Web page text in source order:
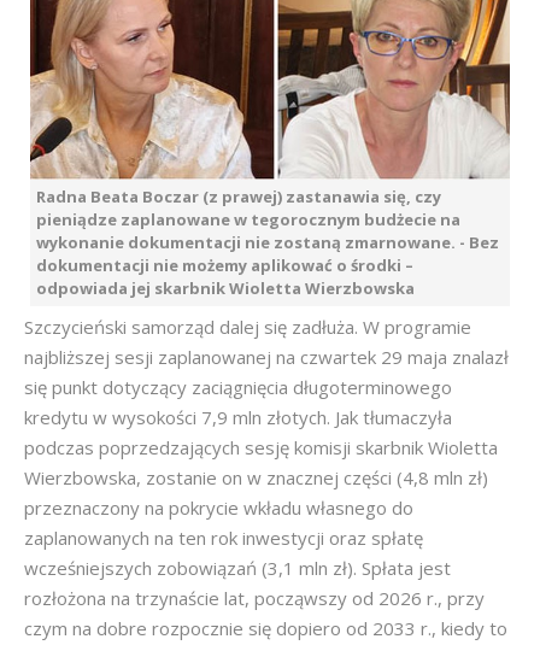
Radna Beata Boczar (z prawej) zastanawia się, czy
pieniądze zaplanowane w tegorocznym budżecie na
wykonanie dokumentacji nie zostaną zmarnowane. - Bez
dokumentacji nie możemy aplikować o środki –
odpowiada jej skarbnik Wioletta Wierzbowska
Szczycieński samorząd dalej się zadłuża. W programie
najbliższej sesji zaplanowanej na czwartek 29 maja znalazł
się punkt dotyczący zaciągnięcia długoterminowego
kredytu w wysokości 7,9 mln złotych. Jak tłumaczyła
podczas poprzedzających sesję komisji skarbnik Wioletta
Wierzbowska, zostanie on w znacznej części (4,8 mln zł)
przeznaczony na pokrycie wkładu własnego do
zaplanowanych na ten rok inwestycji oraz spłatę
wcześniejszych zobowiązań (3,1 mln zł). Spłata jest
rozłożona na trzynaście lat, począwszy od 2026 r., przy
czym na dobre rozpocznie się dopiero od 2033 r., kiedy to